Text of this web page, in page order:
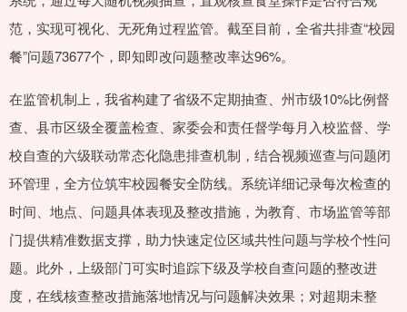
范，实现可视化、无死角过程监管。截至目前，全省共排查“校园
餐”问题73677个，即知即改问题整改率达96%。
在监管机制上，我省构建了省级不定期抽查、州市级10%比例督
查、县市区级全覆盖检查、家委会和责任督学每月入校监督、学
校自查的六级联动常态化隐患排查机制，结合视频巡查与问题闭
环管理，全方位筑牢校园餐安全防线。系统详细记录每次检查的
时间、地点、问题具体表现及整改措施，为教育、市场监管等部
门提供精准数据支撑，助力快速定位区域共性问题与学校个性问
题。此外，上级部门可实时追踪下级及学校自查问题的整改进
度，在线核查整改措施落地情况与问题解决效果；对超期未整